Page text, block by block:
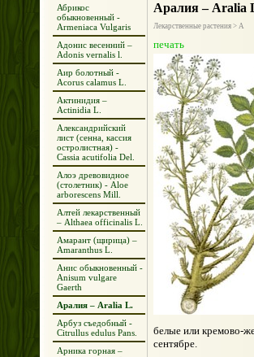
Аралия – Aralia
Лекарственные растения > А
печать
белые или кремово-
сентябре.
Абрикос
обыкновенный -
Armeniaca Vulgaris
Адонис весенний –
Adonis vernalis l.
Аир болотный -
Acorus calamus L.
Актинидия –
Actinidia L.
Александрийский
лист (сенна, кассия
остролистная) -
Cassia acutifolia Del.
Алоэ древовидное
(столетник) - Aloe
arborescens Mill.
Алтей лекарственный
– Althaea officinalis L.
Амарант (щирица) –
Amaranthus L.
Анис обыкновенный -
Anisum vulgare
Gaerth
Аралия – Aralia L.
Арбуз съедобный -
Citrullus edulus Pans.
Арника горная –